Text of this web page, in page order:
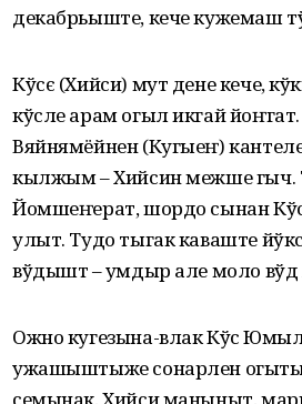
декабрьыште, кече кужемаш
Кўсє (Хийси) мут дене кече,
кўсле арам огыл икгай
Вяйнямёйнен (Кугыеҥ)
кылжым – Хийсин межше гыч.
Йомшеҥерат, шордо сынан
улыт. Тудо тыгак каваште
вўдыштӧ – умдыр але моло
Ожно кугезына-влак Кўсӧ
ужашыштыже сонарлен